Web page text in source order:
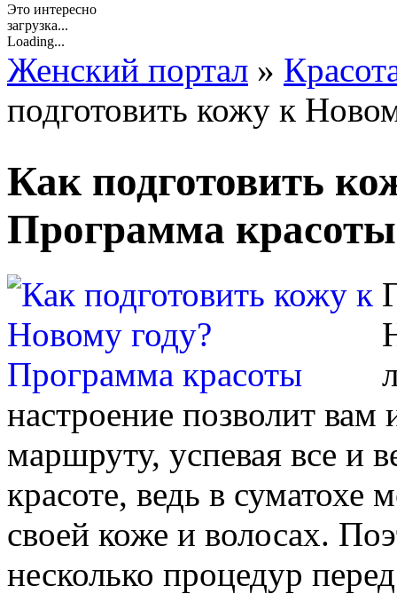
Это интересно
загрузка...
Loading...
Женский портал »
подготовить кожу к
Как подготовить
Программа красоты
настроение позволит
маршруту, успевая все и
красоте, ведь в
своей коже и волосах.
несколько процедур